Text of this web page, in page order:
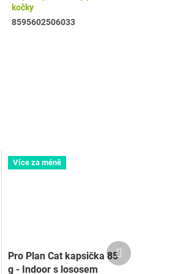
kočky
8595602506033
Více za méně
Pro Plan Cat kapsička 85
g - Indoor s lososem
Další
produkt